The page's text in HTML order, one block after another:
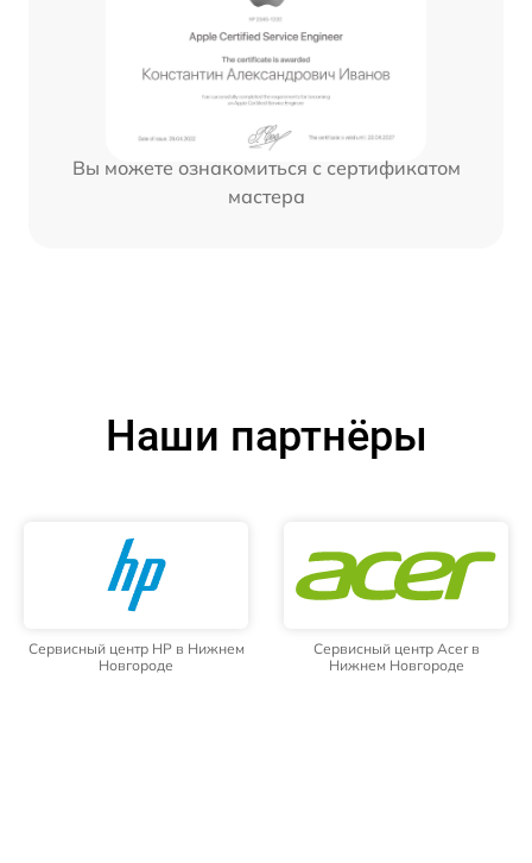
Вы можете ознакомиться с сертификатом
мастера
Наши партнёры
Сервисный центр HP в Нижнем
Новгороде
Сервисный центр Acer в
Нижнем Новгороде